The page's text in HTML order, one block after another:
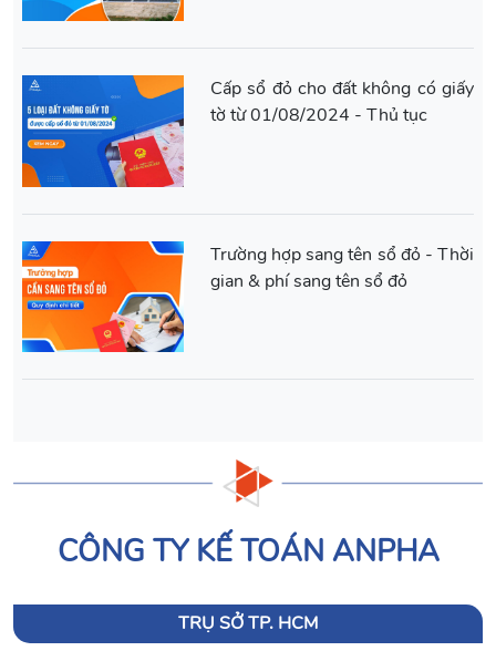
Cấp sổ đỏ cho đất không có giấy
tờ từ 01/08/2024 - Thủ tục
Trường hợp sang tên sổ đỏ - Thời
gian & phí sang tên sổ đỏ
CÔNG TY KẾ TOÁN ANPHA
TRỤ SỞ TP. HCM